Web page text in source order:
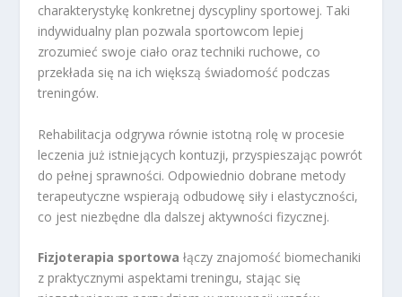
charakterystykę konkretnej dyscypliny sportowej. Taki
indywidualny plan pozwala sportowcom lepiej
zrozumieć swoje ciało oraz techniki ruchowe, co
przekłada się na ich większą świadomość podczas
treningów.
Rehabilitacja odgrywa równie istotną rolę w procesie
leczenia już istniejących kontuzji, przyspieszając powrót
do pełnej sprawności. Odpowiednio dobrane metody
terapeutyczne wspierają odbudowę siły i elastyczności,
co jest niezbędne dla dalszej aktywności fizycznej.
Fizjoterapia sportowa łączy znajomość biomechaniki
z praktycznymi aspektami treningu, stając się